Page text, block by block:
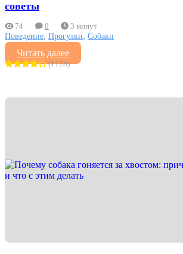
советы
74 0 3 минут
Поведение, Прогулки, Собаки
Читать далее
(1128)